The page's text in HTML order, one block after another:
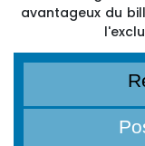
avantageux du